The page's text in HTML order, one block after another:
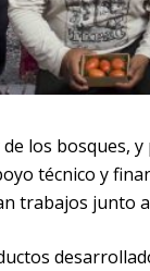
los bosques,
técnico y
trabajos junto